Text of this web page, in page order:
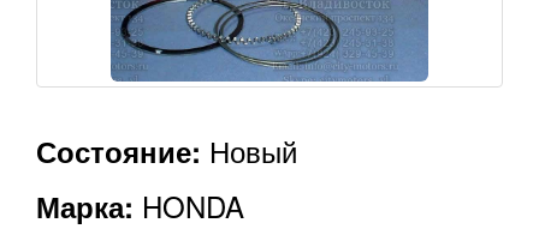
Состояние: Новый
Марка: HONDA